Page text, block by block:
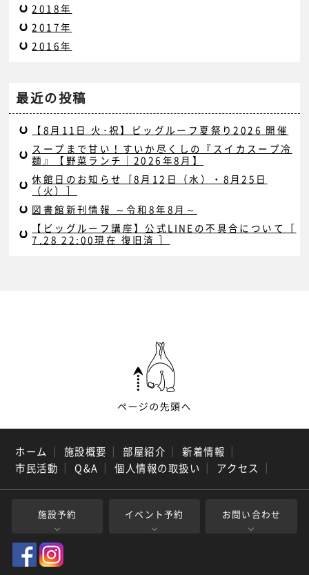
2018年
2017年
2016年
最近の投稿
【8月11日 火･祝】ビッグルーフ夏祭り2026 開催
スープまで甘い！すいか尽くしの『スイカスープ冷
麺』【野菜ランチ｜2026年8月】
休館日のお知らせ［8月12日（水）・8月25日
（火）］
図書館新刊情報 ～令和8年8月～
【ビッグルーフ講座】公式LINEの不具合について［
7.28 22:00現在 復旧済 ］
ホーム ｜ 施設概要 ｜ 部屋紹介 ｜ 新着情報 ｜
市民活動 ｜ Q&A ｜ 個人情報の取扱い ｜ アクセス ｜
施設予約 イベント予約 お問い合わせ